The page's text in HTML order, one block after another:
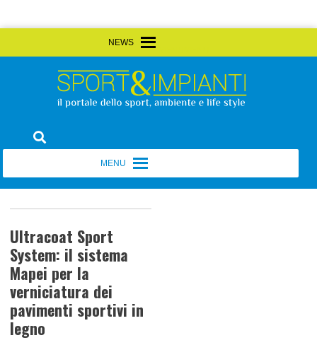
to
Sport&Impianti
Ultracoat Sport
System: il sistema
Mapei per la
verniciatura dei
pavimenti sportivi in
legno